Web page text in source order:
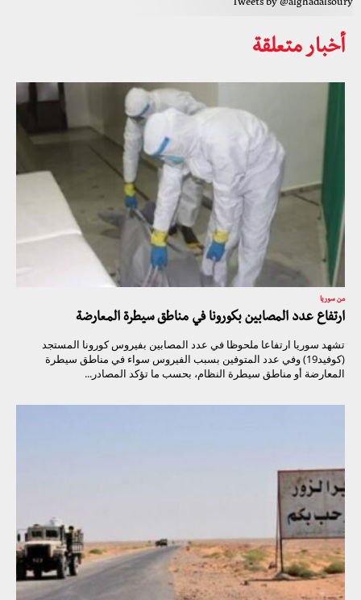
Tweets by @alghadalsoury
أخبار متعلقة
من سوريا
ارتفاع عدد المصابين بكورونا في مناطق سيطرة المعارضة
تشهد سوريا ارتفاعا ملحوظا في عدد المصابين بفيروس كورونا المستجد
(كوفيد19) وفي عدد المتوفين بسبب الفيروس سواء في مناطق سيطرة
المعارضة أو مناطق سيطرة النظام، بحسب ما تؤكد المصادر...